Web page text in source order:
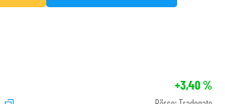
+3,40%